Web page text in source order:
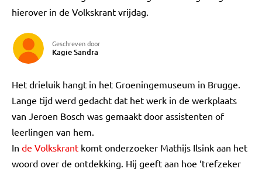
hierover in de Volkskrant vrijdag.
Geschreven door
Kagie Sandra
Het drieluik hangt in het Groeningemuseum in Brugge.
Lange tijd werd gedacht dat het werk in de werkplaats
van Jeroen Bosch was gemaakt door assistenten of
leerlingen van hem.
In de Volkskrant komt onderzoeker Mathijs Ilsink aan het
woord over de ontdekking. Hij geeft aan hoe ‘trefzeker